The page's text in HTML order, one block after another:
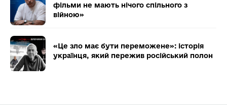
фільми не мають нічого спільного з
війною»
«Це зло має бути переможене»: історія
українця, який пережив російський полон